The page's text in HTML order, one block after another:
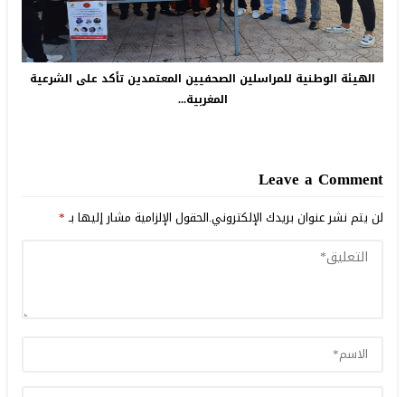
الهيئة الوطنية للمراسلين الصحفيين المعتمدين تأكد على الشرعية
المغربية...
Leave a Comment
لن يتم نشر عنوان بريدك الإلكتروني.الحقول الإلزامية مشار إليها بـ*